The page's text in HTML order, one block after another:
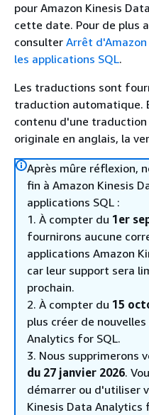
pour Amazon Kinesis
cette date. Pour de plus
consulter Arrêt
les applications SQL.
Les traductions sont
traduction automatique.
contenu d'une
originale en anglais, la
Après mûre réflexion,
fin à Amazon Kinesis
applications SQL :
1. À compter du 1er
fournirons aucune
applications Amazon
car leur support sera
prochain.
2. À compter du 15
plus créer de
Analytics for SQL.
3. Nous supprimerons
du 27 janvier 2026.
démarrer ou d'utiliser
Kinesis Data Analytics